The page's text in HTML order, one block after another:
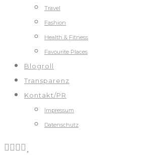
Travel
Fashion
Health & Fitness
Favourite Places
Blogroll
Transparenz
Kontakt/PR
Impressum
Datenschutz